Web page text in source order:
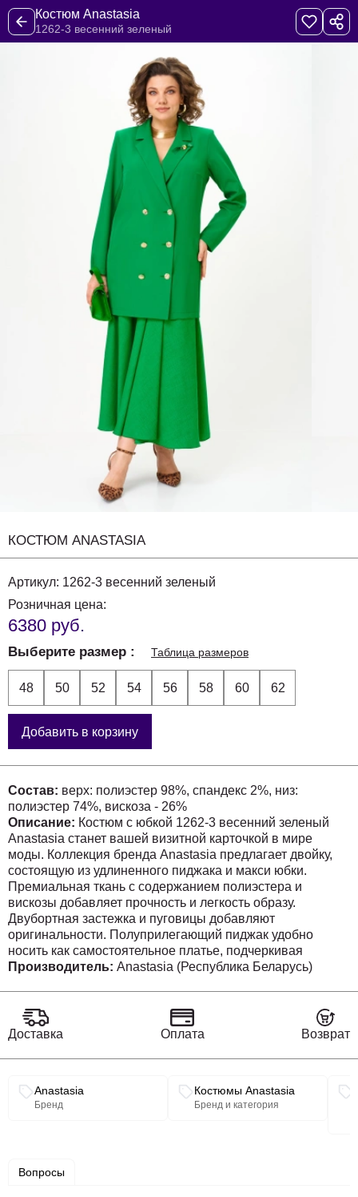
Костюм Anastasia
1262-3 весенний зеленый
КОСТЮМ ANASTASIA
Артикул: 1262-3 весенний зеленый
Розничная цена:
6380 руб.
Выберите размер Таблица размеров
48 50 52 54 56 58 60 62
Добавить в корзину
Состав: верх: полиэстер 98%, спандекс 2%, низ:
полиэстер 74%, вискоза - 26%
Описание: Костюм с юбкой 1262-3 весенний зеленый
Anastasia станет вашей визитной карточкой в мире
моды. Коллекция бренда Anastasia предлагает двойку,
состоящую из удлиненного пиджака и макси юбки.
Премиальная ткань с содержанием полиэстера и
вискозы добавляет прочность и легкость образу.
Двубортная застежка и пуговицы добавляют
оригинальности. Полуприлегающий пиджак удобно
носить как самостоятельное платье, подчеркивая
достоинства фигуры. Макси юбка с резинкой на поясе
подходит для весенних прогулок и деловых встреч, этот
костюм легко адаптируется под различные события в
рукава:(48-52)-60см, (54-58)-62см, (60-62)-63см. Длинна
юбки 98см.
Производитель: Anastasia (Республика Беларусь)
Доставка Оплата Возврат
Связанные разделы каталога
Anastasia
Бренд
Костюмы Anastasia
Бренд и категория
Вопросы